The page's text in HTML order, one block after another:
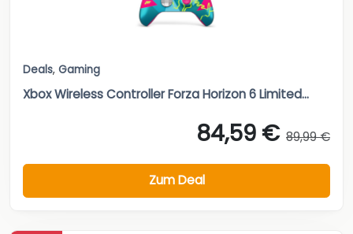
Deals, Gaming
Xbox Wireless Controller Forza Horizon 6 Limited...
84,59 € 89,99 €
Zum Deal